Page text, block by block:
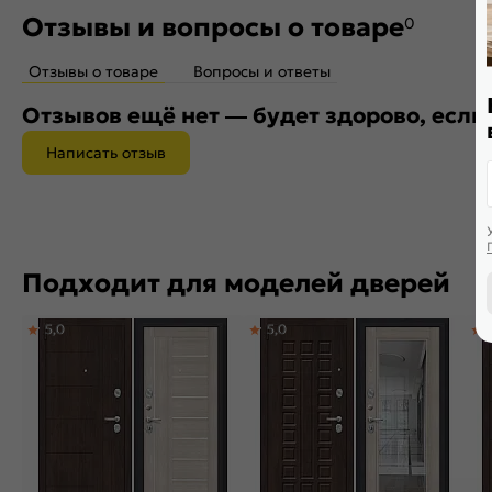
Отзывы и вопросы о товаре0
Отзывы о товаре Вопросы и ответы
Отзывов ещё нет — будет здорово, если
Написать отзыв
Подходит для моделей дверей
5,0 5,0